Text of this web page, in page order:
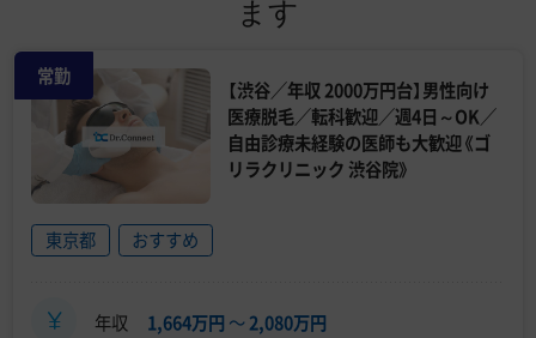
ます
常勤
【渋谷／年収 2000万円台】男性向け
医療脱毛／転科歓迎／週4日～OK／
自由診療未経験の医師も大歓迎《ゴ
リラクリニック 渋谷院》
東京都 おすすめ
年収 1,664万円 〜2,080万円